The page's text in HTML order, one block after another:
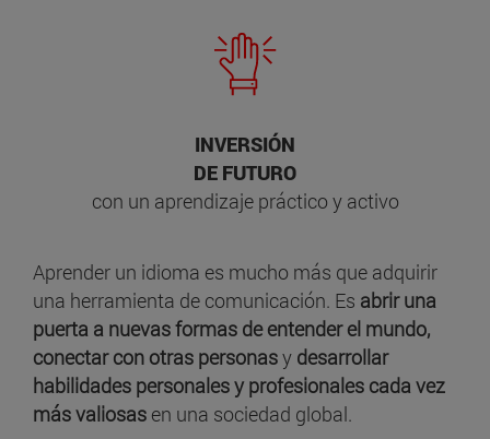
INVERSIÓN
DE FUTURO
con un aprendizaje práctico y activo
Aprender un idioma es mucho más que adquirir
una herramienta de comunicación. Es abrir una
puerta a nuevas formas de entender el mundo,
conectar con otras personasy desarrollar
habilidades personales y profesionales cada vez
más valiosas en una sociedad global.